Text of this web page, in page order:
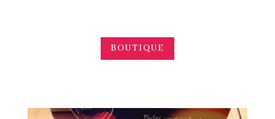
BOUTIQUE